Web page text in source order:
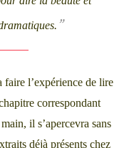
l’expérience de lire
correspondant
il s’apercevra sans
déjà présents chez